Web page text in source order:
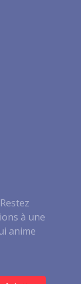
à une
anime